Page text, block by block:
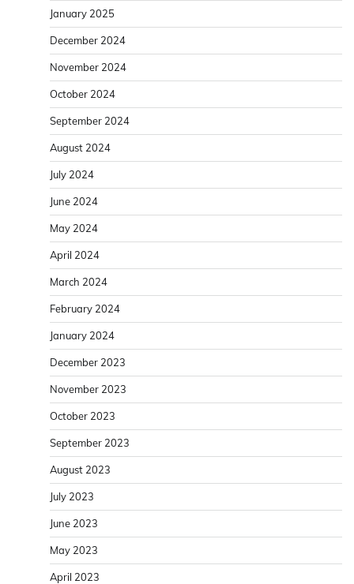
January 2025
December 2024
November 2024
October 2024
September 2024
August 2024
July 2024
June 2024
May 2024
April 2024
March 2024
February 2024
January 2024
December 2023
November 2023
October 2023
September 2023
August 2023
July 2023
June 2023
May 2023
April 2023